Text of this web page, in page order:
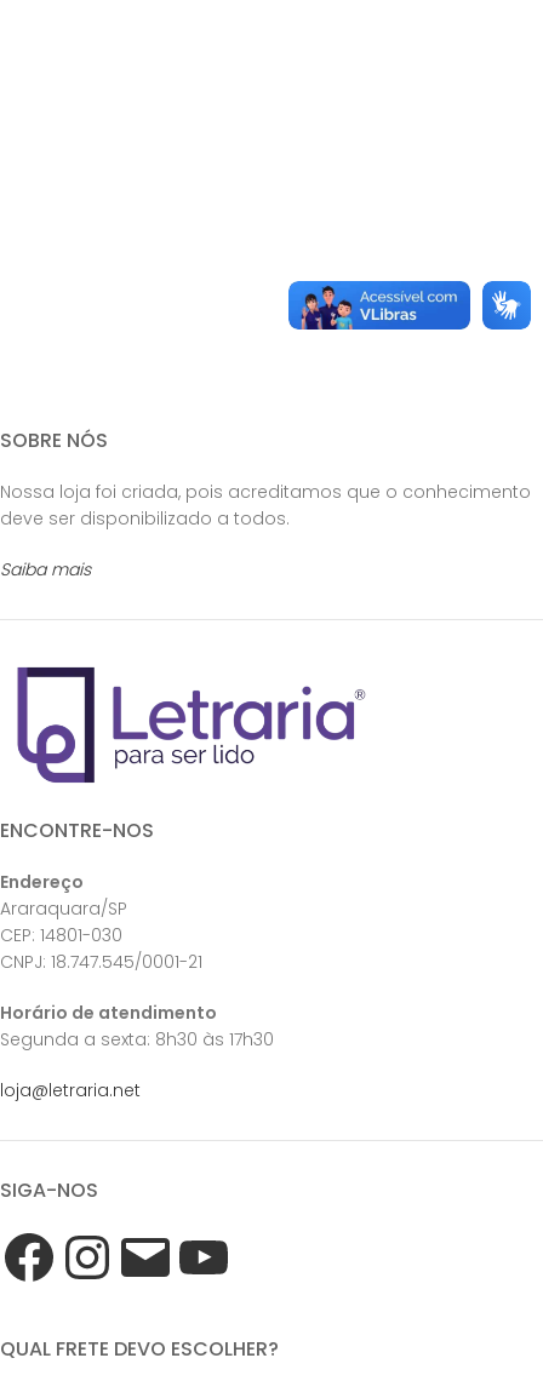
SOBRE NÓS
Nossa loja foi criada, pois acreditamos que o conhecimento
deve ser disponibilizado a todos.
Saiba mais
ENCONTRE-NOS
Endereço
Araraquara/SP
CEP: 14801-030
CNPJ: 18.747.545/0001-21
Horário de atendimento
Segunda a sexta: 8h30 às 17h30
loja@letraria.net
SIGA-NOS
QUAL FRETE DEVO ESCOLHER?